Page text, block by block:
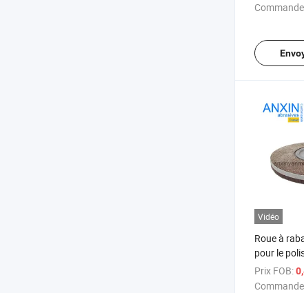
Vidéo
Roue à
pour le
meulage
Prix FOB: